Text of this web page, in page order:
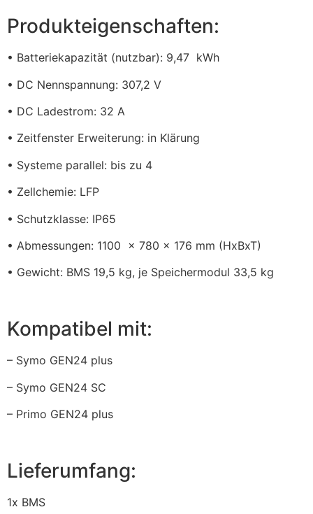
Produkteigenschaften:
• Batteriekapazität (nutzbar): 9,47 kWh
• DC Nennspannung: 307,2 V
• DC Ladestrom: 32 A
• Zeitfenster Erweiterung: in Klärung
• Systeme parallel: bis zu 4
• Zellchemie: LFP
• Schutzklasse: IP65
• Abmessungen: 1100 x 780 x 176 mm (HxBxT)
• Gewicht: BMS 19,5 kg, je Speichermodul 33,5 kg
Kompatibel mit:
– Symo GEN24 plus
– Symo GEN24 SC
– Primo GEN24 plus
Lieferumfang:
1x BMS